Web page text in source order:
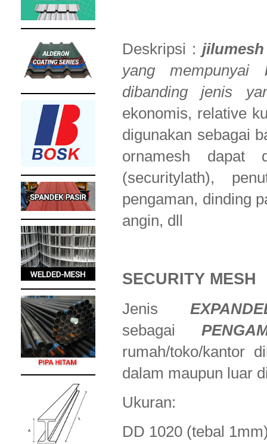
Deskripsi :
yang mempunyai
dibanding jenis
ekonomis, relative
digunakan sebagai
ornamesh dapat
(securitylath),
pengaman, dinding
angin, dll
SECURITY MESH
Jenis
sebagai
rumah/toko/kantor
dalam maupun luar
Ukuran:
DD 1020 (tebal